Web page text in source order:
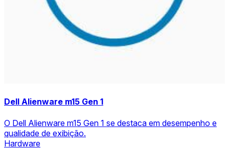
Dell Alienware m15 Gen 1
O Dell Alienware m15 Gen 1 se destaca em desempenho e
qualidade de exibição.
Hardware